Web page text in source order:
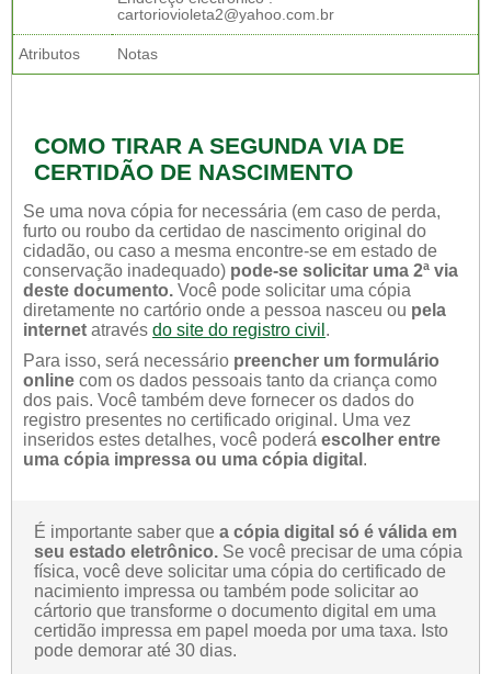
cartoriovioleta2@yahoo.com.br
Atributos Notas
COMO TIRAR A SEGUNDA VIA DE
CERTIDÃO DE NASCIMENTO
Se uma nova cópia for necessária (em caso de perda,
furto ou roubo da certidao de nascimento original do
cidadão, ou caso a mesma encontre-se em estado de
conservação inadequado) pode-se solicitar uma 2ª via
deste documento. Você pode solicitar uma cópia
diretamente no cartório onde a pessoa nasceu ou pela
internet através do site do registro civil .
Para isso, será necessário preencher um formulário
online com os dados pessoais tanto da criança como
dos pais. Você também deve fornecer os dados do
registro presentes no certificado original. Uma vez
inseridos estes detalhes, você poderá escolher entre
uma cópia impressa ou uma cópia digital .
É importante saber que a cópia digital só é válida em
seu estado eletrônico. Se você precisar de uma cópia
física, você deve solicitar uma cópia do certificado de
nacimiento impressa ou também pode solicitar ao
cártorio que transforme o documento digital em uma
certidão impressa em papel moeda por uma taxa. Isto
pode demorar até 30 dias.